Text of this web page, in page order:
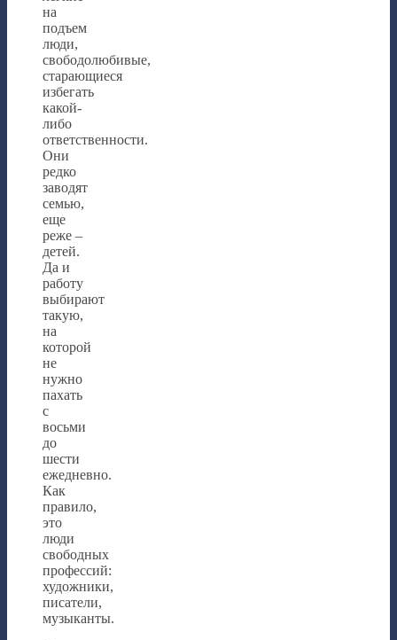
на
подъем
люди,
свободолюбивые,
старающиеся
избегать
какой-
либо
ответственности.
Они
редко
заводят
семью,
еще
реже –
детей.
Да и
работу
выбирают
такую,
на
которой
не
нужно
пахать
с
восьми
до
шести
ежедневно.
Как
правило,
это
люди
свободных
профессий:
художники,
писатели,
музыканты.